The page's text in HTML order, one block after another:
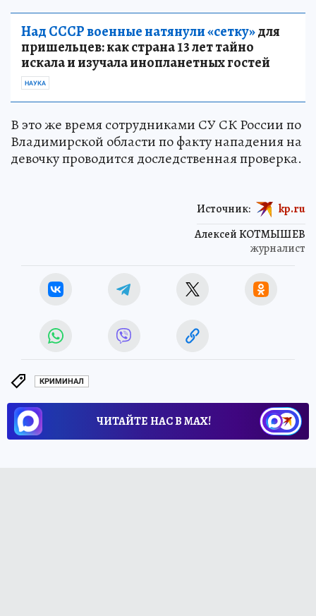
Над СССР военные натянули «сетку»для
пришельцев: как страна 13 лет тайно
искала и изучала инопланетных гостей
НАУКА
В это же время сотрудниками СУ СК России по
Владимирской области по факту нападения на
девочку проводится доследственная проверка.
Алексей КОТМЫШЕВ
журналист
Источник: kp.ru
КРИМИНАЛ
ЧИТАЙТЕ НАС В МАХ!